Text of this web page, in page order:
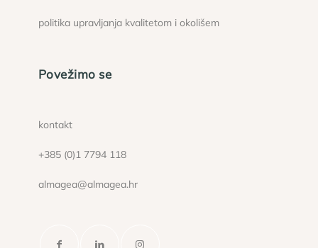
politika upravljanja kvalitetom i okolišem
Povežimo se
kontakt
+385 (0)1 7794 118
almagea@almagea.hr